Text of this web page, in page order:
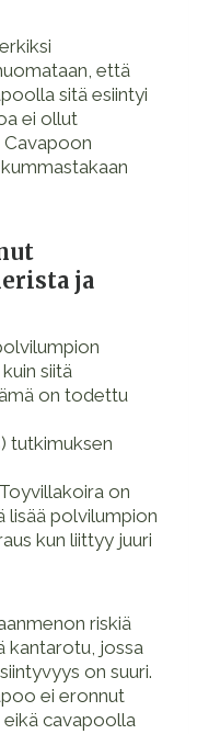
että
sitä esiintyi
ei ollut
Cavapoon
ja
siitä
on todettu
tutkimuksen
on
lisää polvilumpion
kun liittyy juuri
riskiä
kantarotu, jossa
on suuri.
ei eronnut
eikä cavapoolla